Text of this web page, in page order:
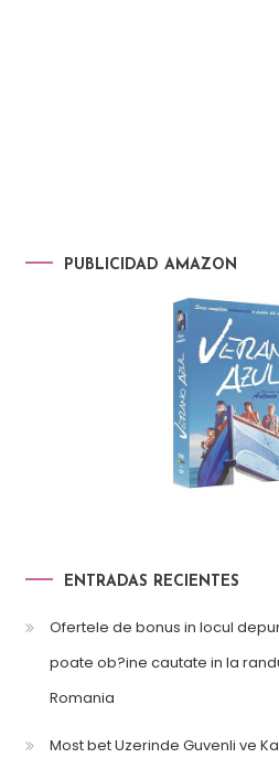
PUBLICIDAD AMAZON
ENTRADAS RECIENTES
Ofertele de bonus in locul
poate ob?ine cautate in la
Romania
Most bet Uzerinde Guvenli ve